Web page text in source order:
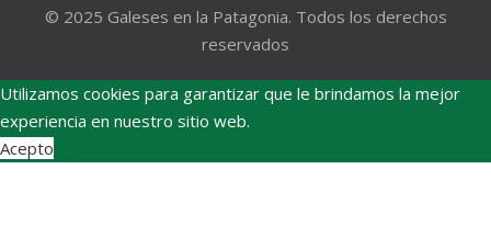
© 2025 Galeses en la Patagonia. Todos los derechos
reservados
Utilizamos cookies para garantizar que le brindamos la mejor
experiencia en nuestro sitio web.
Acepto